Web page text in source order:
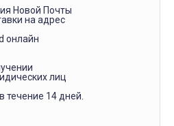
Новой Почты
на адрес
онлайн
лиц
течение 14 дней.